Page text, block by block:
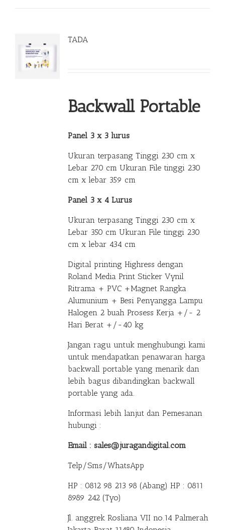
TADA
Backwall Portable
Panel 3 x 3 lurus
Ukuran terpasang Tinggi 230 cm x
Lebar 270 cm Ukuran File tinggi 230
cm x lebar 359 cm
Panel 3 x 4 Lurus
Ukuran terpasang Tinggi 230 cm x
Lebar 350 cm Ukuran File tinggi 230
cm x lebar 434 cm
Digital printing Highress dengan
Roland Media Print Sticker Vynil
Ritrama + PVC +Magnet Rangka
Alumunium + Besi Penyangga Lampu
Halogen 2 buah Prosess Kerja +/- 2
Hari Berat +/-40 kg
Jangan ragu untuk menghubungi kami
untuk mendapatkan penawaran harga
backwall portable yang menarik dan
lebih bagus dibandingkan backwall
portable yang ada.
Informasi lebih lanjut dan Pemesanan
hubungi :
Email : sales@juragandigital.com
Telp/Sms/WhatsApp
HP : 0812 98 213 98 (Abang) HP : 0811
8989 242 (Tyo)
Jl. anggrek Rosliana VII no.14 Palmerah